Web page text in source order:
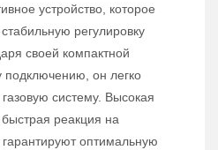
устройство, которое
регулировку
своей компактной
подключению, он легко
систему. Высокая
быстрая реакция на
оптимальную